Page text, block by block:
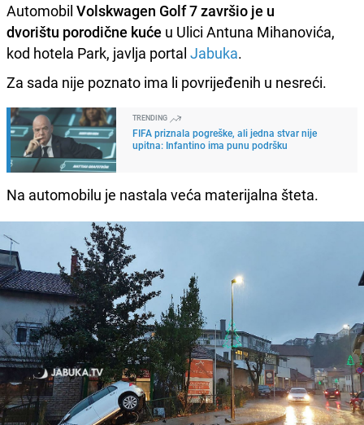
Automobil Volskwagen Golf 7 završio je u
dvorištu porodične kuće u Ulici Antuna Mihanovića,
kod hotela Park, javlja portal Jabuka.
Za sada nije poznato ima li povrijeđenih u nesreći.
TRENDING
FIFA priznala pogreške, ali jedna stvar nije
upitna: Infantino ima punu podršku
Na automobilu je nastala veća materijalna šteta.